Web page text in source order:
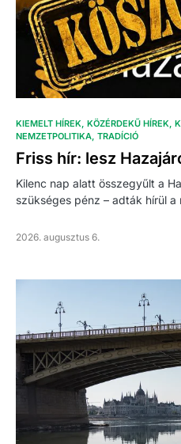
KIEMELT HÍREK KÖZÉRDEKŰ HÍREK
NEMZETPOLITIKA TRADÍCIÓ
Friss hír: lesz
Kilenc nap alatt összegyűlt a
szükséges pénz – adták hírül
2026. augusztus 6.